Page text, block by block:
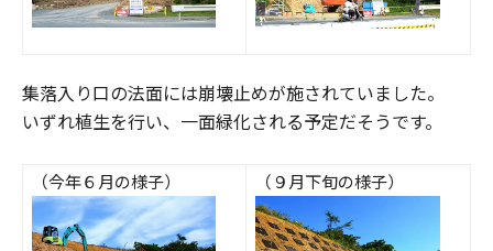
集落入り口の法面には崩壊止めが施されていました。
いずれ植生を行い、一面緑化される予定だそうです。
（今年６月の様子） （９月下旬の様子）